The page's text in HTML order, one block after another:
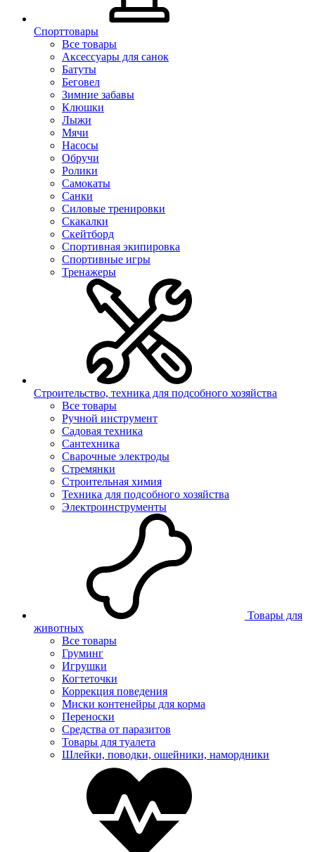
Спорттовары
Все товары
Аксессуары для санок
Батуты
Беговел
Зимние забавы
Клюшки
Лыжи
Мячи
Насосы
Обручи
Ролики
Самокаты
Санки
Силовые тренировки
Скакалки
Скейтборд
Спортивная экипировка
Спортивные игры
Тренажеры
Строительство, техника для подсобного хозяйства
Все товары
Ручной инструмент
Садовая техника
Сантехника
Сварочные электроды
Стремянки
Строительная химия
Техника для подсобного хозяйства
Электроинструменты
Товары для
животных
Все товары
Груминг
Игрушки
Когтеточки
Коррекция поведения
Миски контенейры для корма
Переноски
Средства от паразитов
Товары для туалета
Шлейки, поводки, ошейники, намордники